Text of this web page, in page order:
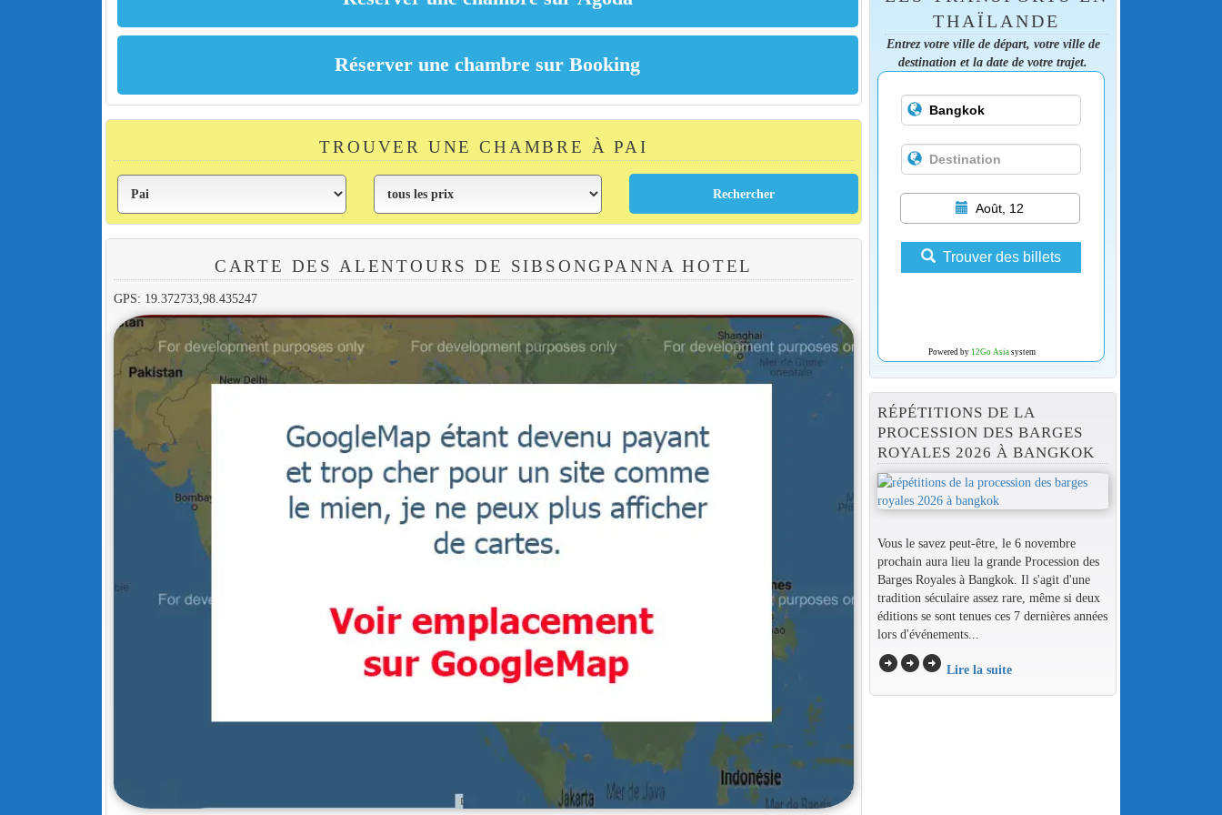
TROUVER UNE CHAMBRE À PAI
CARTE DES ALENTOURS DE SIBSONGPANNA HOTEL
GPS: 19.372733,98.435247
THAÏLANDE
Entrez votre ville de départ, votre ville de
destination et la date de votre trajet.
Août, 12
Trouver des billets
Powered by 12Go Asiasystem
RÉPÉTITIONS DE LA
PROCESSION DES BARGES
ROYALES 2026 À BANGKOK
Vous le savez peut-être, le 6 novembre
prochain aura lieu la grande Procession des
Barges Royales à Bangkok. Il s'agit d'une
tradition séculaire assez rare, même si deux
éditions se sont tenues ces 7 dernières années
lors d'événements...
arrow_circle_rightarrow_circle_rightarrow_circle_right Lire la suite